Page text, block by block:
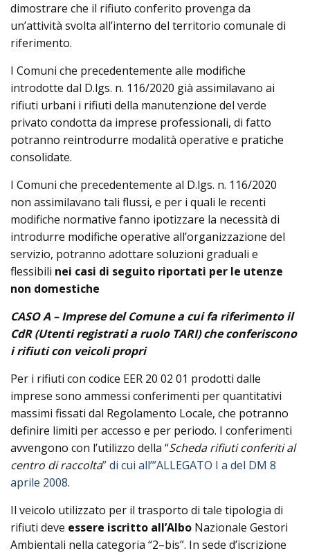
dimostrare che il rifiuto conferito provenga da
un’attività svolta all’interno del territorio comunale di
riferimento.
I Comuni che precedentemente alle modifiche
introdotte dal D.lgs. n. 116/2020 già assimilavano ai
rifiuti urbani i rifiuti della manutenzione del verde
privato condotta da imprese professionali, di fatto
potranno reintrodurre modalità operative e pratiche
consolidate.
I Comuni che precedentemente al D.lgs. n. 116/2020
non assimilavano tali flussi, e per i quali le recenti
modifiche normative fanno ipotizzare la necessità di
introdurre modifiche operative all’organizzazione del
servizio, potranno adottare soluzioni graduali e
flessibili nei casi di seguito riportati per le utenze
non domestiche
CASO A – Imprese del Comune a cui fa riferimento il
CdR (Utenti registrati a ruolo TARI) che conferiscono
i rifiuti con veicoli propri
Per i rifiuti con codice EER 20 02 01 prodotti dalle
imprese sono ammessi conferimenti per quantitativi
massimi fissati dal Regolamento Locale, che potranno
definire limiti per accesso e per periodo. I conferimenti
avvengono con l’utilizzo della “Scheda rifiuti conferiti al
centro di raccolta” di cui all’”ALLEGATO I a del DM 8
aprile 2008.
Il veicolo utilizzato per il trasporto di tale tipologia di
rifiuti deve essere iscritto all’Albo Nazionale Gestori
Ambientali nella categoria “2–bis”. In sede d’iscrizione